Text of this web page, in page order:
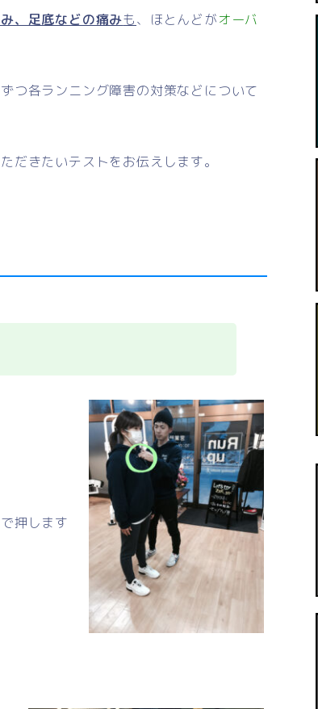
、足底などの痛みも、ほとんどがオーバ
つ各ランニング障害の対策などについて
だきたいテストをお伝えします。
押します